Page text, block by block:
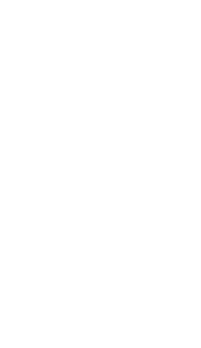
Nasionalisme di